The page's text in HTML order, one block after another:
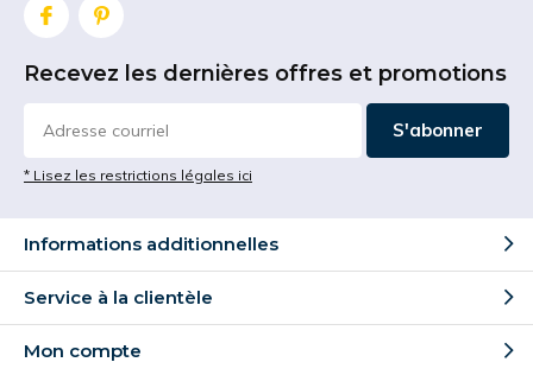
Recevez les dernières offres et promotions
S'abonner
* Lisez les restrictions légales ici
Informations additionnelles
Service à la clientèle
Mon compte